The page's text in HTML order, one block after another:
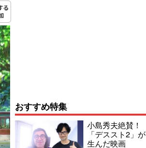
おすすめ特集
小島秀夫絶賛！
「デススト2」が
生んだ映画